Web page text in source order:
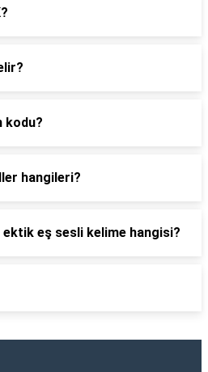
kodu?
hangileri?
ektik eş sesli kelime hangisi?